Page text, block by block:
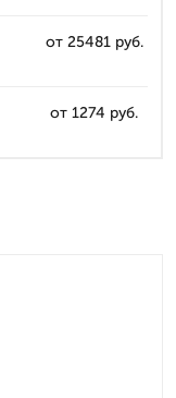
от 25481 руб.
от 1274 руб.